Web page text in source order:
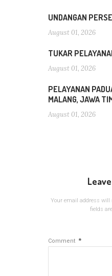
UNDANGAN
August 01, 2026
TUKAR
August 01, 2026
PELAYANAN
MALANG, JAWA
August 01, 2026
Your email address will
fields
Comment *